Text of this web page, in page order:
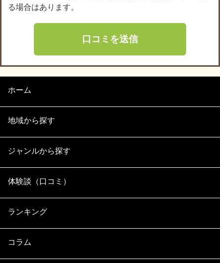
る場合はあります。
ホーム
地域から探す
ジャンルから探す
体験談（口コミ）
ランキング
コラム